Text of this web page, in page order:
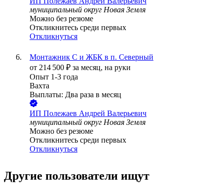
муниципальный округ Новая Земля
Можно без резюме
Откликнитесь среди первых
Откликнуться
Монтажник С и ЖБК в п. Северный
от 214 500 ₽ за месяц, на руки
Опыт 1-3 года
Вахта
Выплаты: Два раза в месяц
ИП Полежаев Андрей Валерьевич
муниципальный округ Новая Земля
Можно без резюме
Откликнитесь среди первых
Откликнуться
Другие пользователи ищут